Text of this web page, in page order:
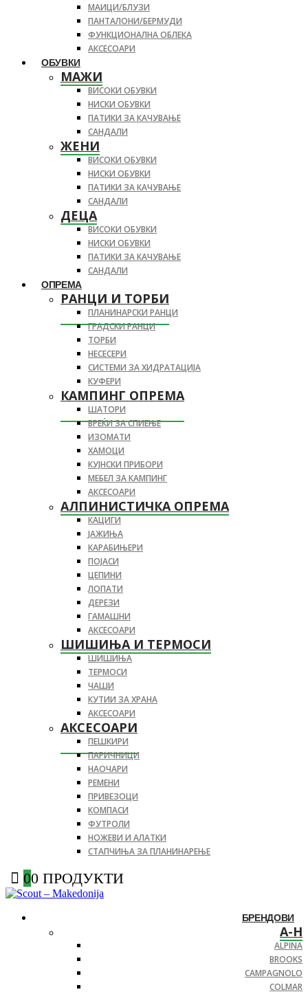
МАИЦИ/БЛУЗИ
ПАНТАЛОНИ/БЕРМУДИ
ФУНКЦИОНАЛНА ОБЛЕКА
АКСЕСОАРИ
ОБУВКИ
МАЖИ
ВИСОКИ ОБУВКИ
НИСКИ ОБУВКИ
ПАТИКИ ЗА КАЧУВАЊЕ
САНДАЛИ
ЖЕНИ
ВИСОКИ ОБУВКИ
НИСКИ ОБУВКИ
ПАТИКИ ЗА КАЧУВАЊЕ
САНДАЛИ
ДЕЦА
ВИСОКИ ОБУВКИ
НИСКИ ОБУВКИ
ПАТИКИ ЗА КАЧУВАЊЕ
САНДАЛИ
ОПРЕМА
РАНЦИ И ТОРБИ
ПЛАНИНАРСКИ РАНЦИ
ГРАДСКИ РАНЦИ
ТОРБИ
НЕСЕСЕРИ
СИСТЕМИ ЗА ХИДРАТАЦИЈА
КУФЕРИ
КАМПИНГ ОПРЕМА
ШАТОРИ
ВРЕЌИ ЗА СПИЕЊЕ
ИЗОМАТИ
ХАМОЦИ
КУЈНСКИ ПРИБОРИ
МЕБЕЛ ЗА КАМПИНГ
АКСЕСОАРИ
АЛПИНИСТИЧКА ОПРЕМА
КАЦИГИ
ЈАЖИЊА
КАРАБИЊЕРИ
ПОЈАСИ
ЦЕПИНИ
ЛОПАТИ
ДЕРЕЗИ
ГАМАШНИ
АКСЕСОАРИ
ШИШИЊА И ТЕРМОСИ
ШИШИЊА
ТЕРМОСИ
ЧАШИ
КУТИИ ЗА ХРАНА
АКСЕСОАРИ
АКСЕСОАРИ
ПЕШКИРИ
ПАРИЧНИЦИ
НАОЧАРИ
РЕМЕНИ
ПРИВЕЗОЦИ
КОМПАСИ
ФУТРОЛИ
НОЖЕВИ И АЛАТКИ
СТАПЧИЊА ЗА ПЛАНИНАРЕЊЕ
00 ПРОДУКТИ
БРЕНДОВИ
A-H
ALPINA
BROOKS
CAMPAGNOLO
COLMAR